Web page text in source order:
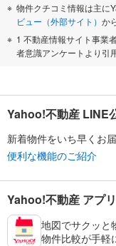
物件クチコミ情報は主に
ビュー（外部サイト） か
1 不動産情報サイト事業
者意識アンケートより引
Yahoo!不動産 LINE
新着物件をいち早くお届
便利な機能のご紹介
Yahoo!不動産 アプリ
地図でサクッと
物件比較が手軽